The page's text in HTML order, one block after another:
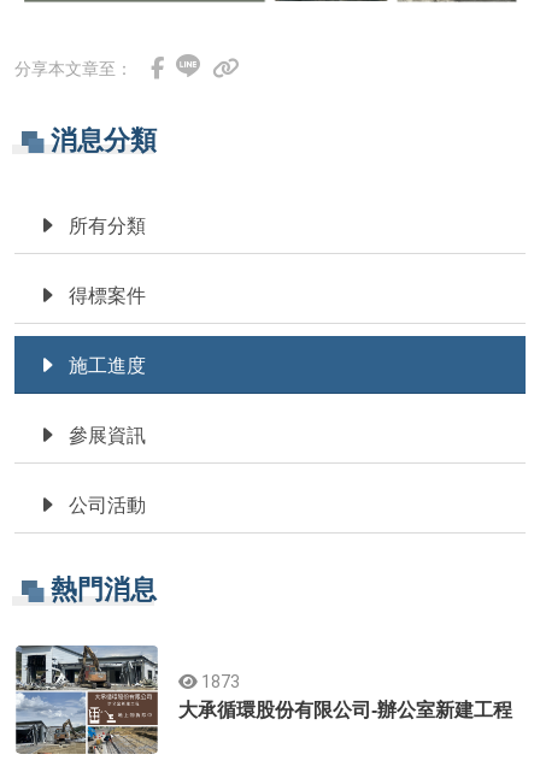
消息分類
所有分類
得標案件
施工進度
參展資訊
公司活動
熱門消息
1873
大承循環股份有限公司-辦公室新建工程
分享本文章至：